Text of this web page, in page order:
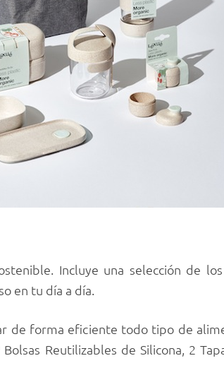
Incluye una selección de
en tu día a día.
de forma eficiente todo tipo de
Reutilizables de Silicona, 2